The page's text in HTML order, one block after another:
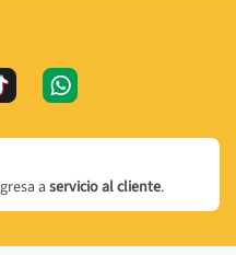
aservicio al cliente.